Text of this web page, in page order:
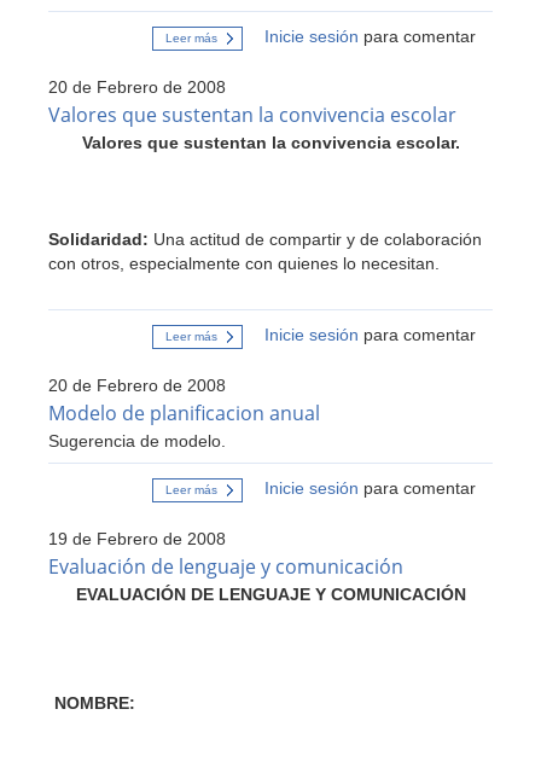
Leer más sobre
Bienvenidos
Inicie sesión para comentar
20 de Febrero de 2008
Valores que sustentan la convivencia escolar
Valores que sustentan la convivencia escolar.
Solidaridad: Una actitud de compartir y de colaboración
con otros, especialmente con quienes lo necesitan.
Leer más sobre
Valores
sustentan
convivencia
escolar
Inicie sesión para comentar
20 de Febrero de 2008
Modelo de planificacion anual
Sugerencia de modelo.
Leer más sobre
Modelo
planificacion
anual
Inicie sesión para comentar
19 de Febrero de 2008
Evaluación de lenguaje y comunicación
EVALUACIÓN DE LENGUAJE Y COMUNICACIÓN
NOMBRE: